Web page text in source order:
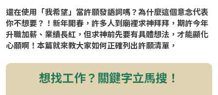
還在使用「我希望」當許願發語詞嗎？為什麼這個意念代表
你不想要？！新年開春，許多人到廟裡求神拜拜，期許今年
升職加薪、業績長紅，但求神前先要有具體想法，才能顯化
心願啊！本篇就來教大家如何正確列出許願清單，
想找工作？關鍵字立馬搜！